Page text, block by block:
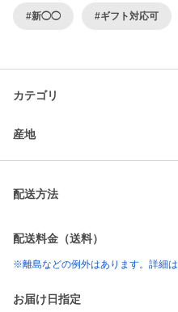
#新◯◯ #ギフト対応可
カテゴリ
産地
配送方法
配送料金（送料）
※離島などの例外はあります。詳細
お届け日指定